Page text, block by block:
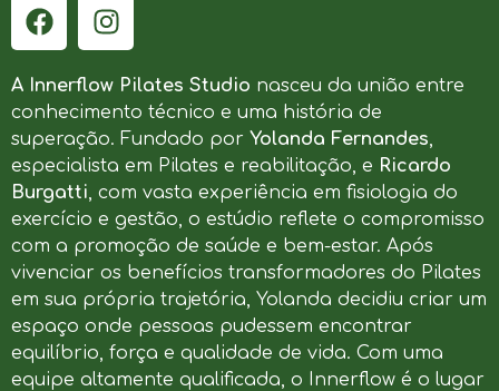
A Innerflow Pilates Studio nasceu da união entre
conhecimento técnico e uma história de
superação. Fundado por Yolanda Fernandes,
especialista em Pilates e reabilitação, e Ricardo
Burgatti, com vasta experiência em fisiologia do
exercício e gestão, o estúdio reflete o compromisso
com a promoção de saúde e bem-estar. Após
vivenciar os benefícios transformadores do Pilates
em sua própria trajetória, Yolanda decidiu criar um
espaço onde pessoas pudessem encontrar
equilíbrio, força e qualidade de vida. Com uma
equipe altamente qualificada, o Innerflow é o lugar